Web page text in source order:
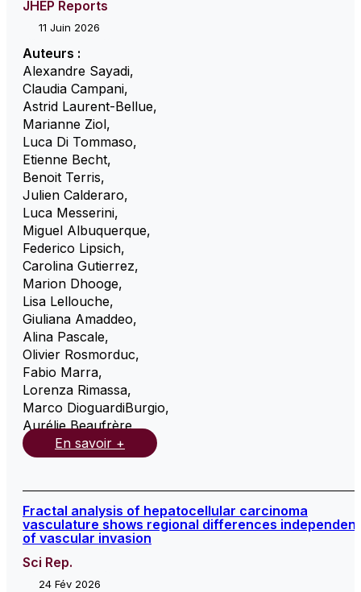
JHEP Reports
11 Juin 2026
Auteurs :
Alexandre Sayadi,
Claudia Campani,
Astrid Laurent-Bellue,
Marianne Ziol,
Luca Di Tommaso,
Etienne Becht,
Benoit Terris,
Julien Calderaro,
Luca Messerini,
Miguel Albuquerque,
Federico Lipsich,
Carolina Gutierrez,
Marion Dhooge,
Lisa Lellouche,
Giuliana Amaddeo,
Alina Pascale,
Olivier Rosmorduc,
Fabio Marra,
Lorenza Rimassa,
Marco DioguardiBurgio,
Aurélie Beaufrère,
En savoir +
Fractal analysis of hepatocellular carcinoma
vasculature shows regional differences independent
of vascular invasion
Sci Rep.
24 Fév 2026